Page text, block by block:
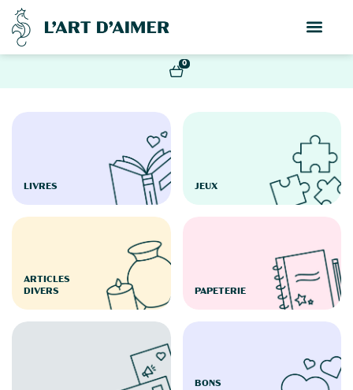
0
LIVRES JEUX
ARTICLES
DIVERS
PAPETERIE
BONS